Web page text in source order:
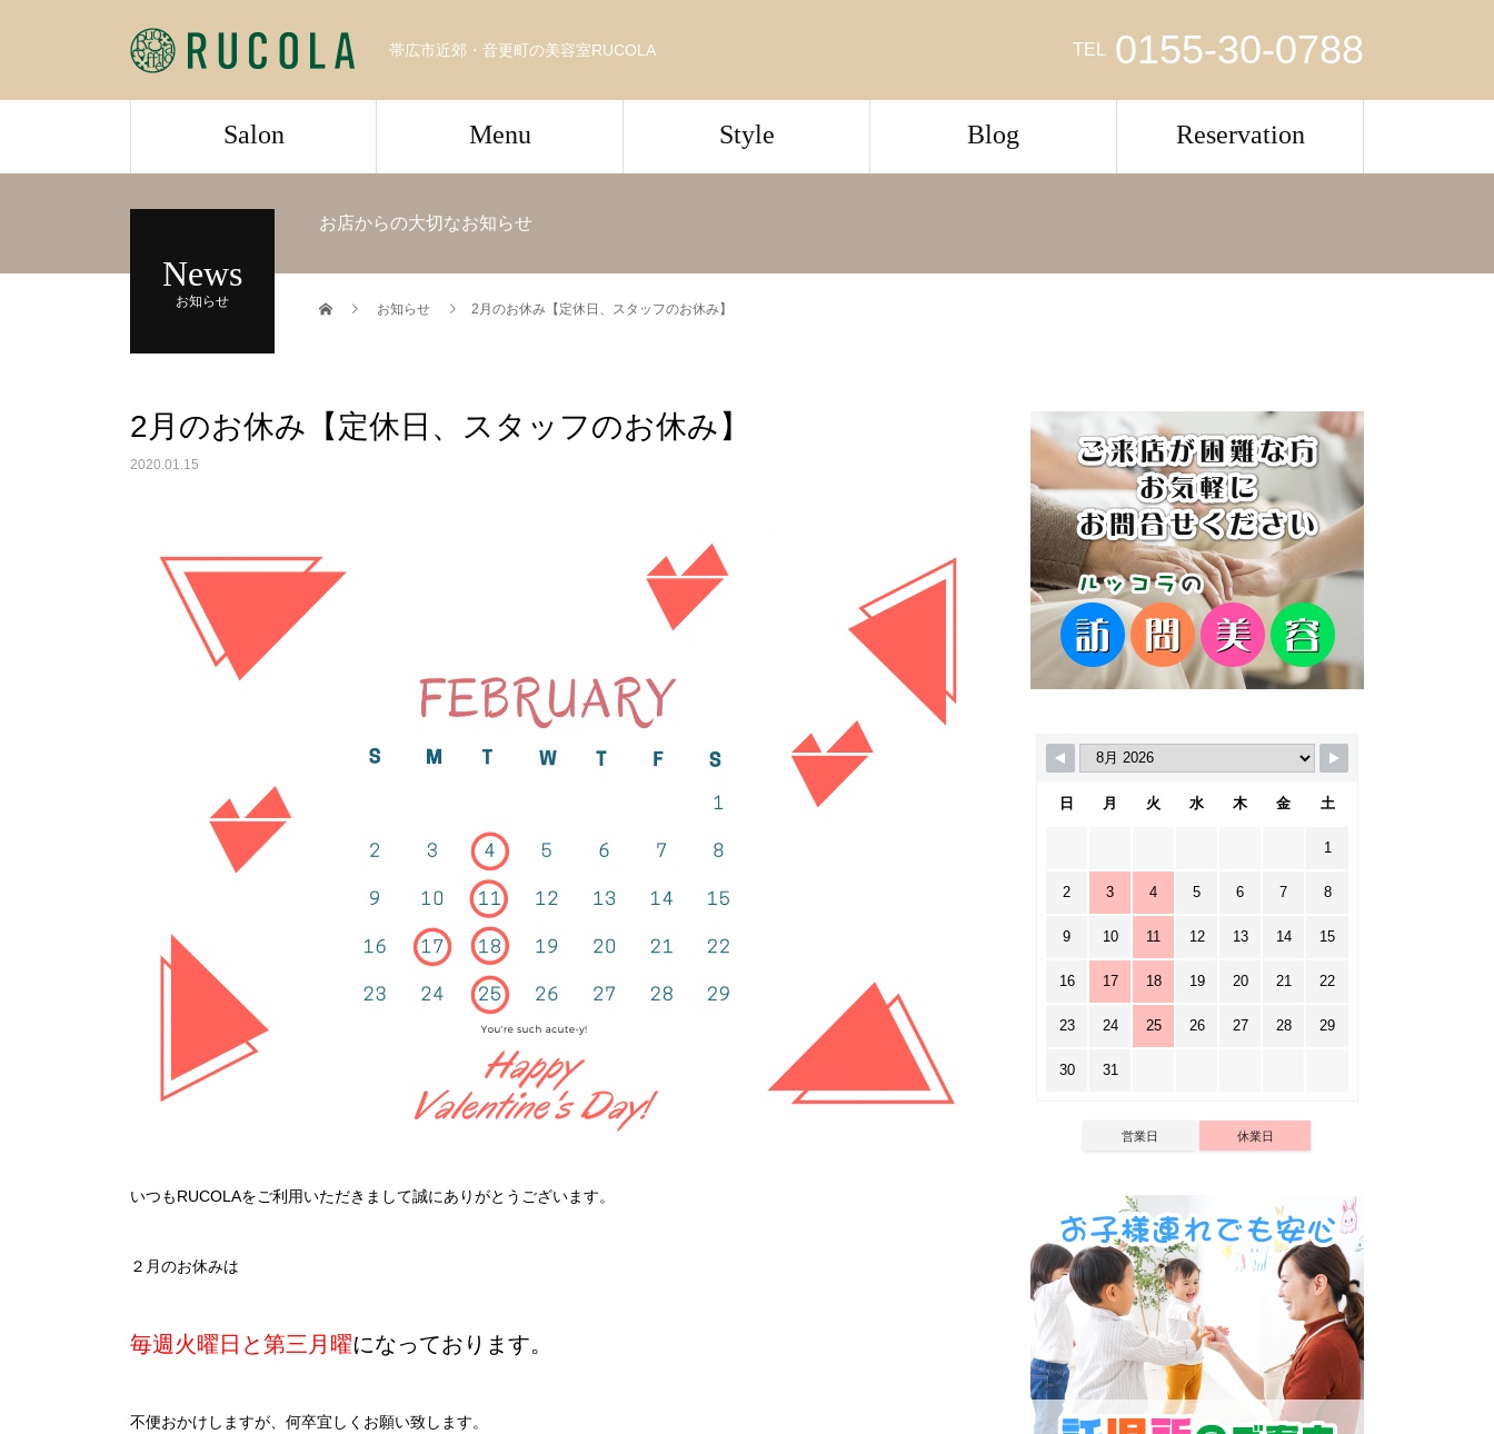
帯広市近郊・音更町の美容室RUCOLA TEL 0155-30-0788
Salon Menu Style Blog Reservation
News
お知らせ
お店からの大切なお知らせ
お知らせ 2月のお休み【定休日、スタッフのお休み】
2月のお休み【定休日、スタッフのお休み】
2020.01.15
いつもRUCOLAをご利用いただきまして誠にありがとうございます。
２月のお休みは
毎週火曜日と第三月曜になっております。
不便おかけしますが、何卒宜しくお願い致します。
日 月 火 水 木 金 土
1
2 3 4 5 6 7 8
9 10 11 12 13 14 15
16 17 18 19 20 21 22
23 24 25 26 27 28 29
30 31
営業日 休業日